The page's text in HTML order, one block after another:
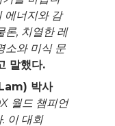
에너지와 감
론, 치열한 레
소와 미식 문
말했다.
박사
월드 챔피언
. 이 대회